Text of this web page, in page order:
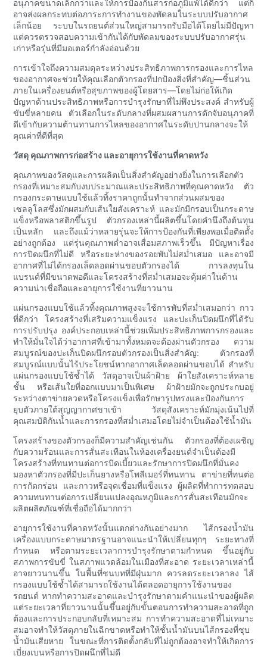
อนุภาคขนาดเล็กกว่าและให้การป้องกันสารก่อภูมิแพ้ได้ดีกว่า แต่ก็
อาจส่งผลกระทบต่อภาระการทำงานของพัดลมในระบบปรับอากาศ
เล็กน้อย ระบบในรถยนต์ส่วนใหญ่สามารถรับมือได้โดยไม่มีปัญหา
แต่ควรตรวจสอบความเข้ากันได้กับพัดลมของระบบปรับอากาศรุ่น
เก่าหรือรุ่นที่มีมอเตอร์กำลังอ่อนด้วย
การเข้าใจถึงความสมดุลระหว่างประสิทธิภาพการกรองและการไหล
ของอากาศจะช่วยให้คุณเลือกตัวกรองที่ปกป้องสิ่งที่สำคัญ—ชิ้นส่วน
ภายในเครื่องยนต์หรือสุขภาพของผู้โดยสาร—โดยไม่ก่อให้เกิด
ปัญหาด้านประสิทธิภาพหรือการบำรุงรักษาที่ไม่พึงประสงค์ สำหรับผู้
ขับขี่หลายคน ตัวเลือกในระดับกลางที่ผสมผสานการดักจับอนุภาคที่
ดีเข้ากับความต้านทานการไหลของอากาศในระดับปานกลางจะให้
คุณค่าที่ดีที่สุด
วัสดุ คุณภาพการก่อสร้าง และอายุการใช้งานที่คาดหวัง
คุณภาพของวัสดุและการผลิตเป็นสิ่งสำคัญอย่างยิ่งในการเลือกตัว
กรองที่เหมาะสมกับงบประมาณและประสิทธิภาพที่คุณคาดหวัง ตัว
กรองกระดาษแบบใช้แล้วทิ้งราคาถูกนั้นทำจากส่วนผสมของ
เซลลูโลสซึ่งมักผสมกับเส้นใยสังเคราะห์ และมักมีกรอบเป็นกระดาษ
แข็งหรือพลาสติกขึ้นรูป ตัวกรองเหล่านี้ผลิตขึ้นโดยคำนึงถึงต้นทุน
เป็นหลัก และถึงแม้ว่าหลายรุ่นจะให้การป้องกันที่เพียงพอเมื่อติดตั้ง
อย่างถูกต้อง แต่รุ่นคุณภาพต่ำอาจเสื่อมสภาพเร็วขึ้น มีปัญหาเรื่อง
การปิดผนึกที่ไม่ดี หรือระยะห่างของรอยพับไม่สม่ำเสมอ และอาจมี
อากาศที่ไม่ได้กรองเล็ดลอดผ่านขอบตัวกรองได้ การลงทุนใน
แบรนด์ที่มีขนาดพอดีและโครงสร้างที่สม่ำเสมอจะคุ้มค่าในด้าน
ความน่าเชื่อถือและอายุการใช้งานที่ยาวนาน
แผ่นกรองแบบใช้แล้วทิ้งคุณภาพสูงจะใช้การพับที่สม่ำเสมอกว่า กาว
ที่ดีกว่า โครงสร้างที่เสริมความแข็งแรง และปะเก็นปิดผนึกที่ได้รับ
การปรับปรุง องค์ประกอบเหล่านี้ช่วยเพิ่มประสิทธิภาพการกรองและ
ทำให้มั่นใจได้ว่าอากาศที่เข้ามาทั้งหมดจะต้องผ่านตัวกรอง ความ
สมบูรณ์ของปะเก็นปิดผนึกรอบตัวกรองเป็นสิ่งสำคัญ: ตัวกรองที่
สมบูรณ์แบบนั้นไร้ประโยชน์หากอากาศเล็ดลอดผ่านขอบได้ สำหรับ
แผ่นกรองแบบใช้ซ้ำได้ วัสดุอาจเป็นผ้าฝ้าย ผ้าใยสังเคราะห์หลาย
ชั้น หรือเส้นใยที่ออกแบบมาเป็นพิเศษ ผ้าฝ้ายมักจะถูกประกบอยู่
ระหว่างตาข่ายลวดหรือโครงแข็งเพื่อรักษารูปทรงและป้องกันการ
ยุบตัวภายใต้สุญญากาศขาเข้า วัสดุสังเคราะห์มักมุ่งเน้นไปที่
คุณสมบัติกันน้ำและการกรองที่สม่ำเสมอโดยไม่จำเป็นต้องใช้น้ำมัน
โครงสร้างของตัวกรองก็มีความสำคัญเช่นกัน ตัวกรองที่ต้องเผชิญ
กับความร้อนและการสั่นสะเทือนในห้องเครื่องยนต์จำเป็นต้องมี
โครงสร้างที่ทนทานต่อการบิดเบี้ยวและรักษาการปิดผนึกที่มั่นคง
มองหาตัวกรองที่มีปะเก็นยางหรือโพลีเมอร์ที่ทนทาน ตาข่ายที่ทนต่อ
การกัดกร่อน และกาวหรือจุดเชื่อมที่แข็งแรง ผู้ผลิตที่ทำการทดสอบ
ความทนทานต่อการเปลี่ยนแปลงอุณหภูมิและการสั่นสะเทือนมักจะ
ผลิตผลิตภัณฑ์ที่เชื่อถือได้มากกว่า
อายุการใช้งานที่คาดหวังนั้นแตกต่างกันอย่างมาก ไส้กรองน้ำมัน
เครื่องแบบกระดาษมาตรฐานอาจแนะนำให้เปลี่ยนทุกๆ ระยะทางที่
กำหนด หรือตามระยะเวลาการบำรุงรักษาตามกำหนด ขึ้นอยู่กับ
สภาพการขับขี่ ในสภาพแวดล้อมในเมืองที่สะอาด ระยะเวลาเหล่านี้
อาจยาวนานขึ้น ในพื้นที่ชนบทที่มีฝุ่นมาก ควรลดระยะเวลาลง ไส้
กรองแบบใช้ซ้ำได้สามารถใช้งานได้ตลอดอายุการใช้งานของ
รถยนต์ หากทำความสะอาดและบำรุงรักษาตามคำแนะนำของผู้ผลิต
แต่ระยะเวลาที่ยาวนานนั้นขึ้นอยู่กับขั้นตอนการทำความสะอาดที่ถูก
ต้องและการประกอบกลับที่เหมาะสม การทำความสะอาดที่ไม่เหมาะ
สมอาจทำให้วัสดุภายในฉีกขาดหรือทำให้ชั้นน้ำมันบนไส้กรองที่ชุบ
น้ำมันเสียหาย ในขณะที่การติดตั้งกลับที่ไม่ถูกต้องอาจทำให้เกิดการ
เบี่ยงเบนหรือการปิดผนึกที่ไม่ดี